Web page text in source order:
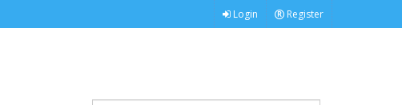
Login Register